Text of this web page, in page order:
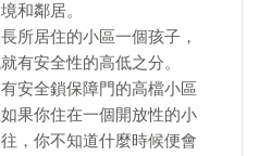
和鄰居。
所居住的小區一個孩子，
有安全性的高低之分。
安全鎖保障門的高檔小區
果你住在一個開放性的小
，你不知道什麼時候便會